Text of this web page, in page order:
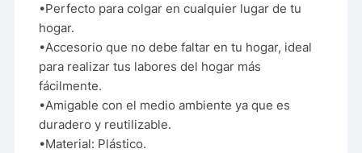
•Perfecto para colgar en cualquier lugar de tu
hogar.
•Accesorio que no debe faltar en tu hogar, ideal
para realizar tus labores del hogar más
fácilmente.
•Amigable con el medio ambiente ya que es
duradero y reutilizable.
•Material: Plástico.